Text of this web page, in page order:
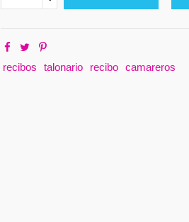
recibos talonario recibo camareros